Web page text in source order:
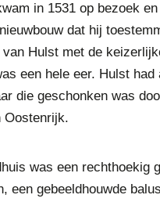
in 1531 op bezoek
dat hij
van Hulst met de
een hele eer. Hulst had
die geschonken was
Oostenrijk.
was een rechthoekig
een gebeeldhouwde